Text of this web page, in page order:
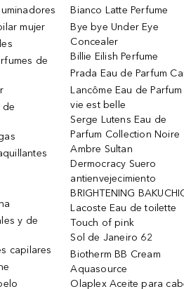
mujer
de
de
y de
capilares
Bianco Latte Perfume
Bye bye Under Eye
Concealer
Billie Eilish Perfume
Prada Eau de Parfum
Lancôme Eau de Parfum
vie est belle
Serge Lutens Eau de
Parfum Collection Noire
Ambre Sultan
Dermocracy Suero
antienvejecimiento
BRIGHTENING
Lacoste Eau de toilette
Touch of pink
Sol de Janeiro 62
Biotherm BB Cream
Aquasource
Olaplex Aceite para